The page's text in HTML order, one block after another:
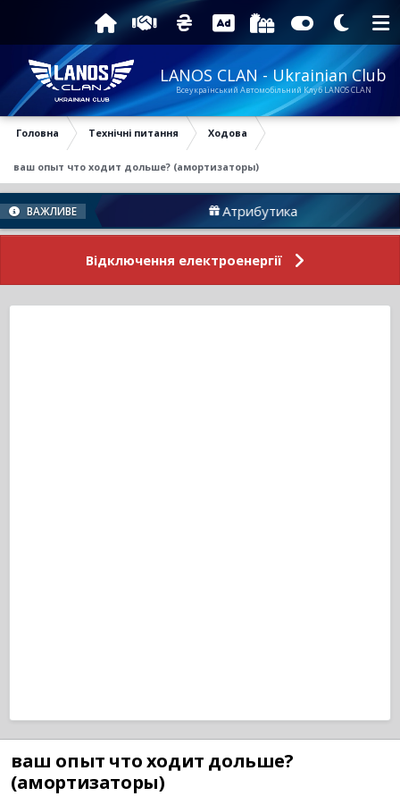
LANOS CLAN - Ukrainian Club
Всеукраїнський Автомобільний Клуб LANOS CLAN
Головна Технічні питання Ходова
ваш опыт что ходит дольше? (амортизаторы)
ВАЖЛИВЕ Атрибутика
Відключення електроенергії
ваш опыт что ходит дольше?
(амортизаторы)